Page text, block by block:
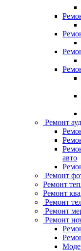
Ремонт
авто
Ремонт
Ремонт
Ремонт
Ремонт
Ремонт
Ремонт